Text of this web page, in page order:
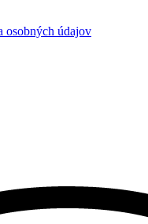
osobných údajov